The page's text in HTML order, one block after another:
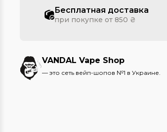
Бесплатная доставка
при покупке от 850 ₴
VANDAL Vape Shop
— это сеть вейп-шопов №1 в Украине.